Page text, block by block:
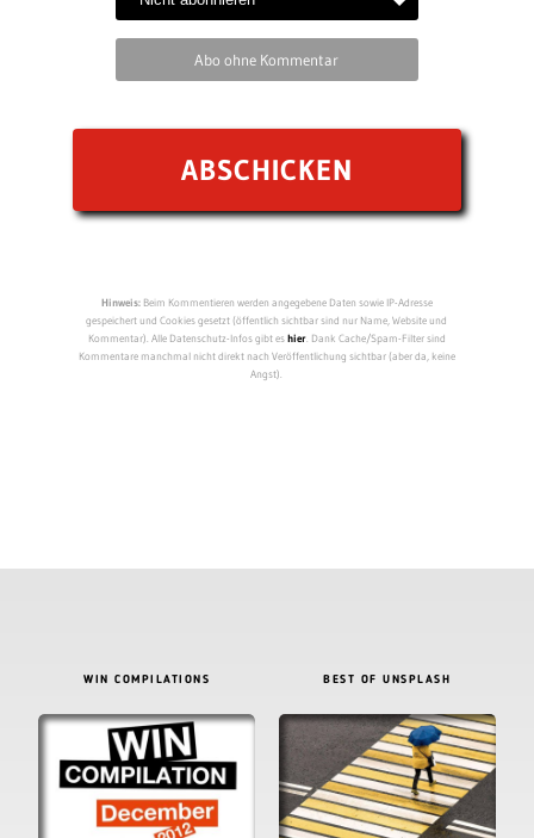
Abo ohne Kommentar
Hinweis:Beim Kommentieren werden angegebene Daten sowie IP-Adresse
gespeichert und Cookies gesetzt (öffentlich sichtbar sind nur Name, Website und
Kommentar). Alle Datenschutz-Infos gibt eshier. Dank Cache/Spam-Filter sind
Kommentare manchmal nicht direkt nach Veröffentlichung sichtbar (aber da, keine
Angst).
WIN COMPILATIONS BEST OF UNSPLASH